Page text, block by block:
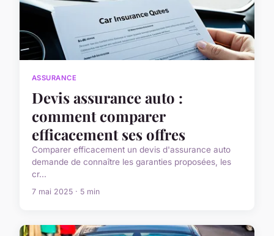
ASSURANCE
Devis assurance auto :
comment comparer
efficacement ses offres
Comparer efficacement un devis d'assurance auto
demande de connaître les garanties proposées, les
cr...
7 mai 2025 · 5 min